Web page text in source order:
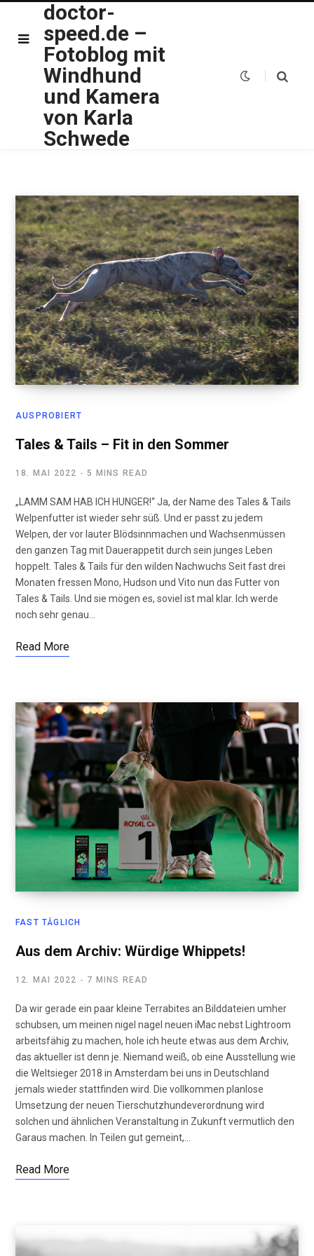
doctor-
speed.de –
Fotoblog mit
Windhund
und Kamera
von Karla
Schwede
AUSPROBIERT
Tales & Tails – Fit in den Sommer
18. MAI 2022 5 MINS READ
„LAMM SAM HAB ICH HUNGER!“ Ja, der Name des Tales & Tails
Welpenfutter ist wieder sehr süß. Und er passt zu jedem
Welpen, der vor lauter Blödsinnmachen und Wachsenmüssen
den ganzen Tag mit Dauerappetit durch sein junges Leben
hoppelt. Tales & Tails für den wilden Nachwuchs Seit fast drei
Monaten fressen Mono, Hudson und Vito nun das Futter von
Tales & Tails. Und sie mögen es, soviel ist mal klar. Ich werde
noch sehr genau…
Read More
FAST TÄGLICH
Aus dem Archiv: Würdige Whippets!
12. MAI 2022 7 MINS READ
Da wir gerade ein paar kleine Terrabites an Bilddateien umher
schubsen, um meinen nigel nagel neuen iMac nebst Lightroom
arbeitsfähig zu machen, hole ich heute etwas aus dem Archiv,
das aktueller ist denn je. Niemand weiß, ob eine Ausstellung wie
die Weltsieger 2018 in Amsterdam bei uns in Deutschland
jemals wieder stattfinden wird. Die vollkommen planlose
Umsetzung der neuen Tierschutzhundeverordnung wird
solchen und ähnlichen Veranstaltung in Zukunft vermutlich den
Garaus machen. In Teilen gut gemeint,…
Read More